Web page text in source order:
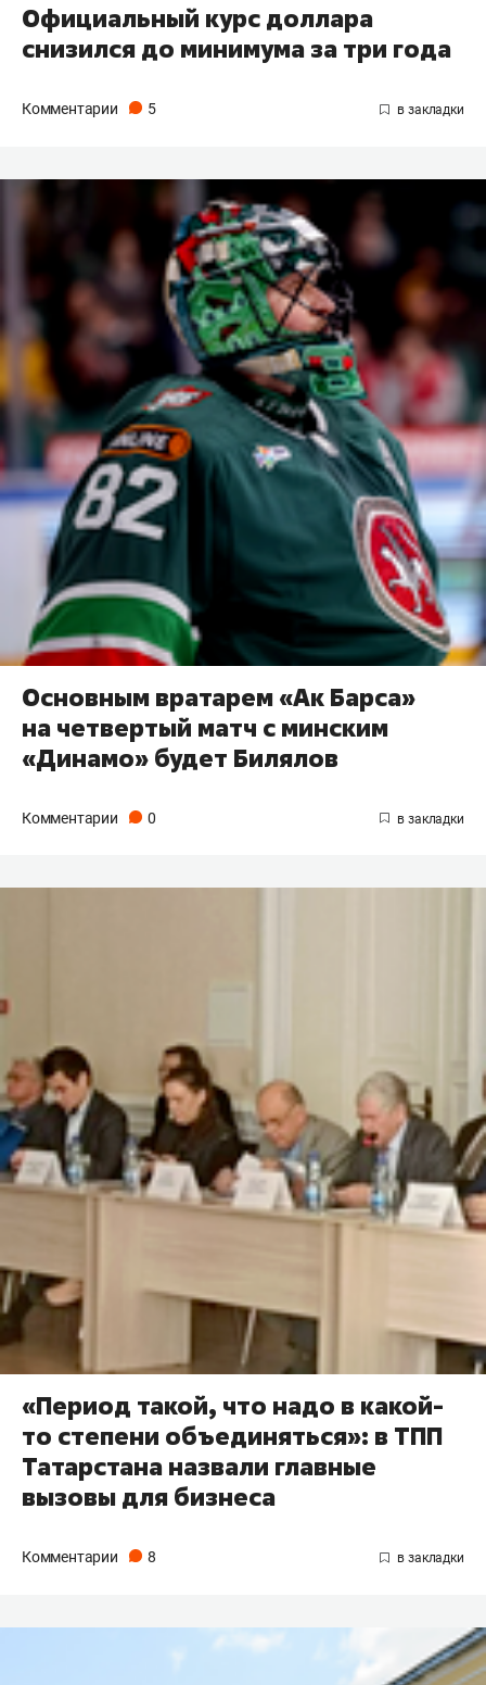
Официальный курс доллара
снизился до минимума за три года
Комментарии 5
Основным вратарем «Ак Барса»
на четвертый матч с минским
«Динамо» будет Билялов
Комментарии 0
«Период такой, что надо в какой-
то степени объединяться»: в ТПП
Татарстана назвали главные
вызовы для бизнеса
Комментарии 8